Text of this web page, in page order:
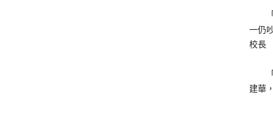
「
一仍
校長
「
建華